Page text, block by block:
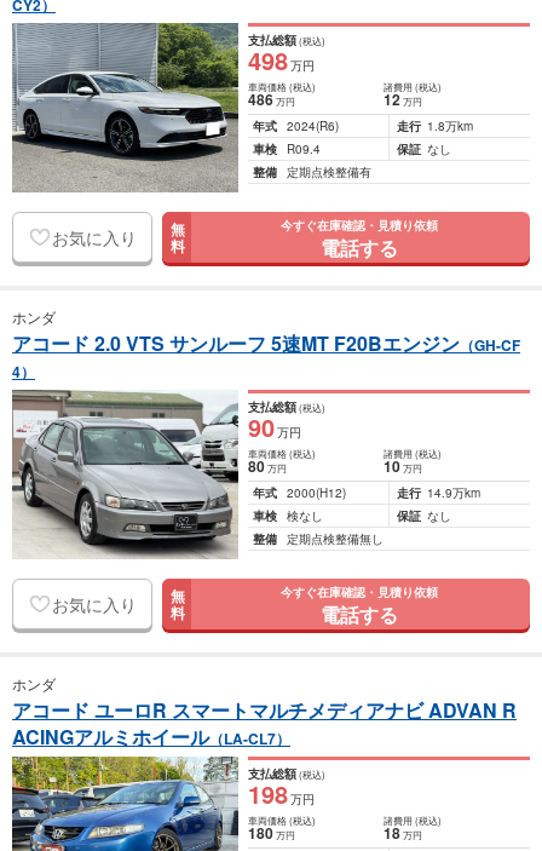
CY2）
支払総額(税込)
498万円
車両価格(税込)
486万円
諸費用 (税込)
12 万円
年式 2024(R6) 走行 1.8万km
車検
R09.4 保証 なし
整備 定期点検整備有
お気に入り 無
料
今すぐ在庫確認・見積り依頼
電話する
ホンダ
アコード 2.0 VTS サンルーフ 5速MT F20Bエンジン （GH-CF
4）
支払総額(税込)
90万円
車両価格(税込)
80万円
諸費用 (税込)
10 万円
年式 2000(H12) 走行 14.9万km
車検 検なし 保証 なし
整備 定期点検整備無し
お気に入り 無
料
今すぐ在庫確認・見積り依頼
電話する
ホンダ
アコード ユーロR スマートマルチメディアナビ ADVAN R
ACINGアルミホイール（LA-CL7）
支払総額(税込)
198万円
車両価格(税込)
180万円
諸費用 (税込)
18 万円